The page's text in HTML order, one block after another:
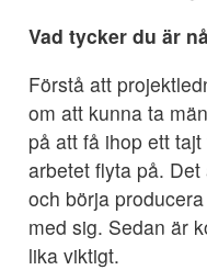
Vad tycker du är
Förstå att
om att kunna ta
på att få ihop ett
arbetet flyta på.
och börja
med sig. Sedan är
lika viktigt.